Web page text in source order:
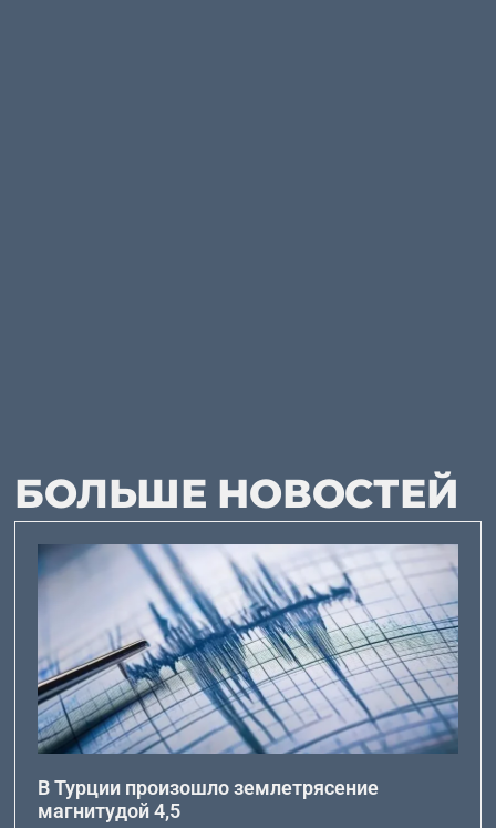
БОЛЬШЕ НОВОСТЕЙ
В Турции произошло землетрясение
магнитудой 4,5